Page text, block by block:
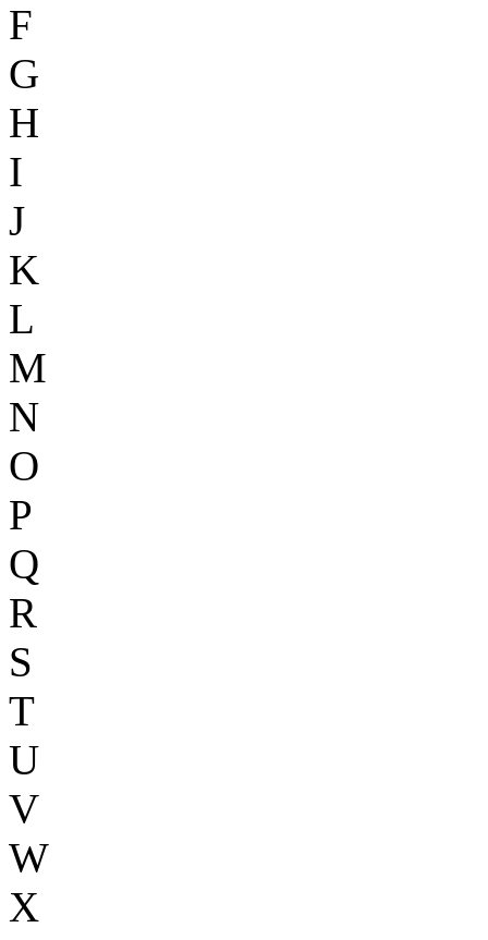
F
G
H
I
J
K
L
M
N
O
P
Q
R
S
T
U
V
W
X